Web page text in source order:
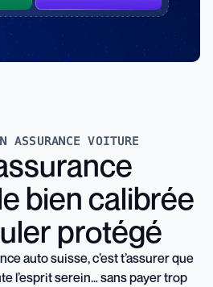
ASSURANCE VOITURE
bien calibrée
protégé
auto suisse, c’est t’assurer que
l’esprit serein… sans payer trop